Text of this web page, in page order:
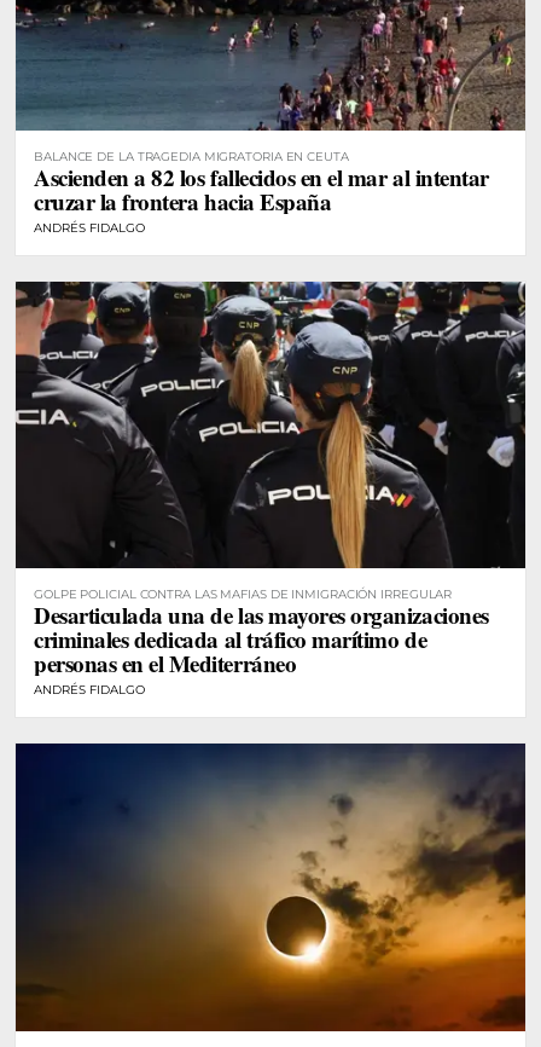
BALANCE DE LA TRAGEDIA MIGRATORIA EN CEUTA
Ascienden a 82 los fallecidos en el mar al intentar
cruzar la frontera hacia España
ANDRÉS FIDALGO
GOLPE POLICIAL CONTRA LAS MAFIAS DE INMIGRACIÓN IRREGULAR
Desarticulada una de las mayores organizaciones
criminales dedicada al tráfico marítimo de
personas en el Mediterráneo
ANDRÉS FIDALGO